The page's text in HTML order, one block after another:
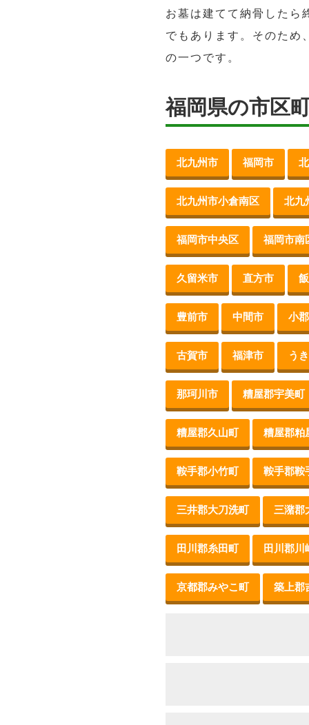
お墓は建てて納骨したら
でもあります。そのため
の一つです。
福岡県の市区
北九州市 福岡市
北九州市小倉南区 北九
福岡市中央区 福岡市南
久留米市 直方市
豊前市 中間市 小
古賀市 福津市 う
那珂川市 糟屋郡宇美町
糟屋郡久山町 糟屋郡粕
鞍手郡小竹町 鞍手郡鞍
三井郡大刀洗町 三潴郡
田川郡糸田町 田川郡川
京都郡みやこ町 築上郡